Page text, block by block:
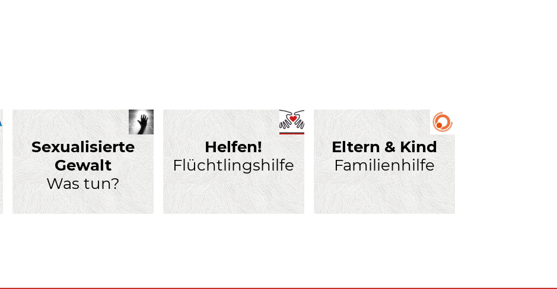
Sexualisierte
Gewalt
Was tun?
Helfen!
Flüchtlingshilfe
Eltern & Kind
Familienhilfe